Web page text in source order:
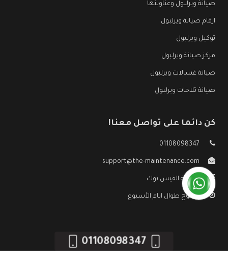
صيانة ويرلبول وعناوينها
ارقام صيانة ويرلبول
توكيل ويرلبول
مركز صيانة ويرلبول
صيانة غسالات ويرلبول
صيانة ثلاجات ويرلبول
كن دائما على تواصل معنا!
01108098347
support@the-maintenance.com
صفحة الفيس بوك
مفتوح طوال ايام الأسبوع
01108098347